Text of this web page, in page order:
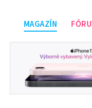
MAGAZÍN